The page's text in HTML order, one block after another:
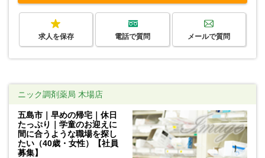
求人を保存 電話で質問 メールで質問
ニック調剤薬局 木場店
五島市｜早めの帰宅｜休日
たっぷり｜学童のお迎えに
間に合うような職場を探し
たい（40歳・女性）【社員
募集】